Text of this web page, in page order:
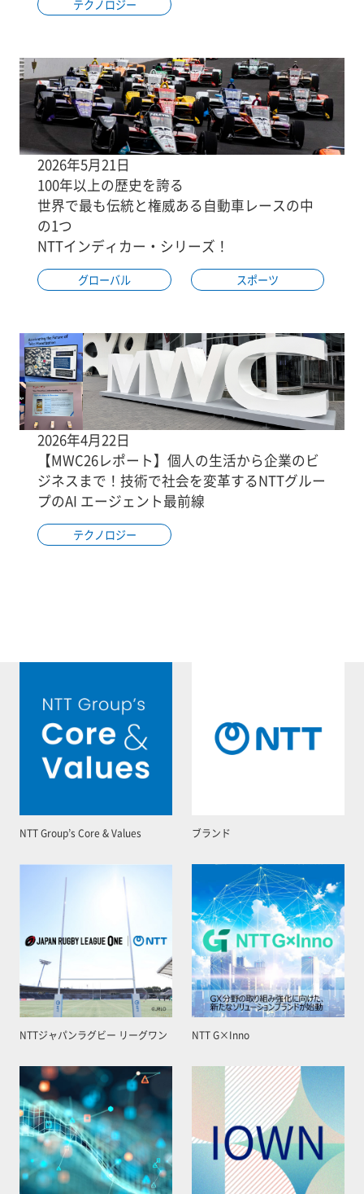
テクノロジー
2026年5月21日
100年以上の歴史を誇る
世界で最も伝統と権威ある自動車レースの中
の1つ
NTTインディカー・シリーズ！
グローバル スポーツ
2026年4月22日
【MWC26レポート】個人の生活から企業のビ
ジネスまで！技術で社会を変革するNTTグルー
プのAI エージェント最前線
テクノロジー
NTT Group’s Core & Values ブランド
NTTジャパンラグビー リーグワン NTT G×Inno